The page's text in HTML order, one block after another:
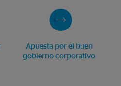
Apuesta por el buen
gobierno corporativo